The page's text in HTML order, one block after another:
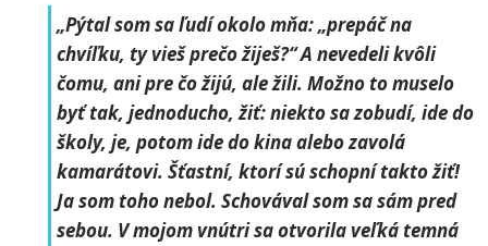
„Pýtal som sa ľudí okolo mňa: „prepáč na
chvíľku, ty vieš prečo žiješ?“ A nevedeli kvôli
čomu, ani pre čo žijú, ale žili. Možno to muselo
byť tak, jednoducho, žiť: niekto sa zobudí, ide do
školy, je, potom ide do kina alebo zavolá
kamarátovi. Šťastní, ktorí sú schopní takto žiť!
Ja som toho nebol. Schovával som sa sám pred
sebou. V mojom vnútri sa otvorila veľká temná